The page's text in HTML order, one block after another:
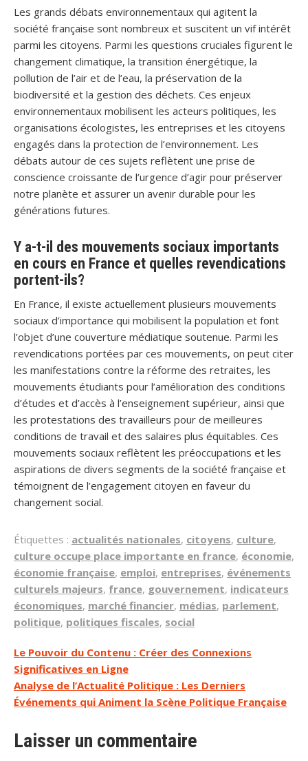
Les grands débats environnementaux qui agitent la
société française sont nombreux et suscitent un vif intérêt
parmi les citoyens. Parmi les questions cruciales figurent le
changement climatique, la transition énergétique, la
pollution de l’air et de l’eau, la préservation de la
biodiversité et la gestion des déchets. Ces enjeux
environnementaux mobilisent les acteurs politiques, les
organisations écologistes, les entreprises et les citoyens
engagés dans la protection de l’environnement. Les
débats autour de ces sujets reflètent une prise de
conscience croissante de l’urgence d’agir pour préserver
notre planète et assurer un avenir durable pour les
générations futures.
Y a-t-il des mouvements sociaux importants
en cours en France et quelles revendications
portent-ils?
En France, il existe actuellement plusieurs mouvements
sociaux d’importance qui mobilisent la population et font
l’objet d’une couverture médiatique soutenue. Parmi les
revendications portées par ces mouvements, on peut citer
les manifestations contre la réforme des retraites, les
mouvements étudiants pour l’amélioration des conditions
d’études et d’accès à l’enseignement supérieur, ainsi que
les protestations des travailleurs pour de meilleures
conditions de travail et des salaires plus équitables. Ces
mouvements sociaux reflètent les préoccupations et les
aspirations de divers segments de la société française et
témoignent de l’engagement citoyen en faveur du
changement social.
Étiquettes : actualités nationales, citoyens, culture,
culture occupe place importante en france, économie,
économie française, emploi, entreprises, événements
culturels majeurs, france, gouvernement, indicateurs
économiques, marché financier, médias, parlement,
politique, politiques fiscales, social
Navigation
de
l’article
Le Pouvoir du Contenu : Créer des Connexions
Significatives en Ligne
Analyse de l’Actualité Politique : Les Derniers
Événements qui Animent la Scène Politique Française
Laisser un commentaire